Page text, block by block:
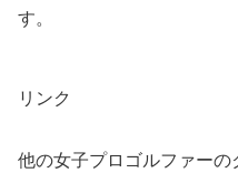
す。
リンク
他の女子プロゴルファーの